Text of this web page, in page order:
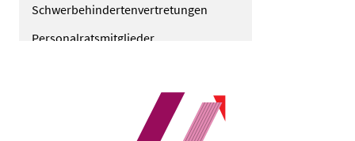
Schwerbehindertenvertretungen
Personalratsmitglieder